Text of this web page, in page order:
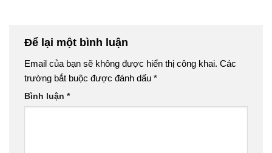
Để lại một bình luận
Email của bạn sẽ không được hiển thị công khai. Các
trường bắt buộc được đánh dấu *
Bình luận *